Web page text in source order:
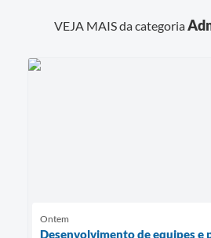
VEJA MAIS da categoria
Ontem
Desenvolvimento de equipes e